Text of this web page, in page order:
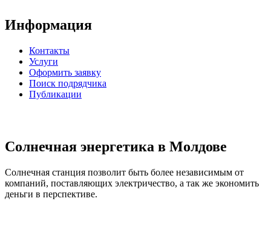
Информация
Контакты
Услуги
Оформить заявку
Поиск подрядчика
Публикации
Солнечная энергетика в Молдове
Солнечная станция позволит быть более независимым от
компаний, поставляющих электричество, а так же экономить
деньги в перспективе.